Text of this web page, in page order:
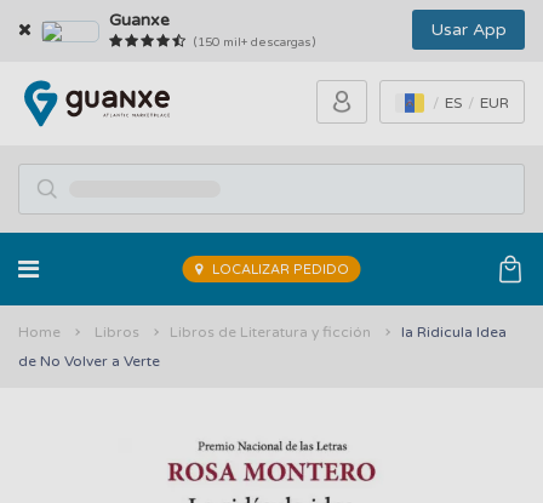
Guanxe
(150 mil+ descargas)
Usar App
ES EUR
LOCALIZAR PEDIDO
Home Libros Libros de Literatura y ficción
la Ridicula Idea
de No Volver a Verte